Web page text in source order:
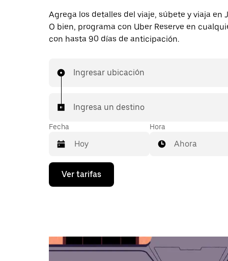
Agrega los detalles del viaje, súbete y viaja en
O bien, programa con Uber Reserve en
con hasta 90 días de anticipación.
Ingresar ubicación
Ingresa un destino
Fecha
Presiona
flecha
el
calendario
Hora
Ahora
Ver tarifas